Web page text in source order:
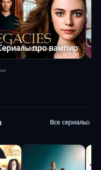
про вампиров
Все сериалы